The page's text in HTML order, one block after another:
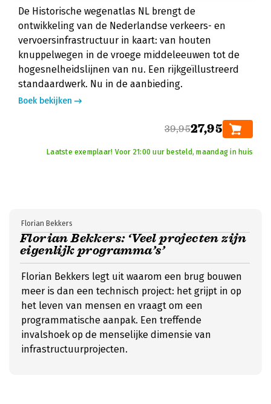
De Historische wegenatlas NL brengt de
ontwikkeling van de Nederlandse verkeers- en
vervoersinfrastructuur in kaart: van houten
knuppelwegen in de vroege middeleeuwen tot de
hogesnelheidslijnen van nu. Een rijkgeïllustreerd
standaardwerk. Nu in de aanbieding.
Boek bekijken
39,9527,95
Laatste exemplaar! Voor 21:00 uur besteld, maandag in huis
Florian Bekkers: ‘Veel projecten zijn
eigenlijk programma’s’
Florian Bekkers
Florian Bekkers legt uit waarom een brug bouwen
meer is dan een technisch project: het grijpt in op
het leven van mensen en vraagt om een
programmatische aanpak. Een treffende
invalshoek op de menselijke dimensie van
infrastructuurprojecten.